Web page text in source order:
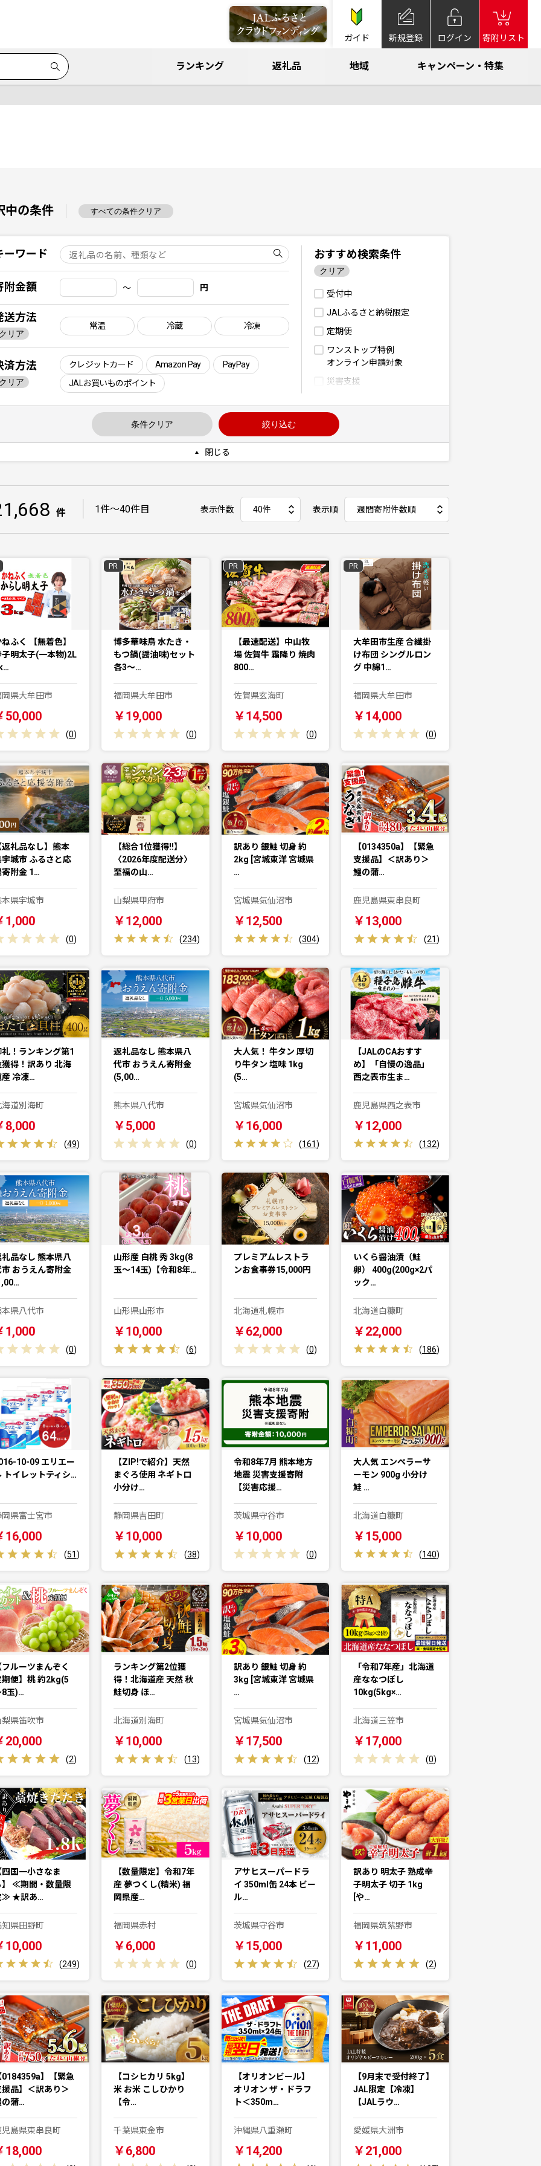
ガイド 新規登録 ログイン 寄附リスト
ランキング 返礼品 地域 キャンペーン・特集
中の条件 すべての条件クリア
ーワード
附金額 〜 円
送方法
リア
常温 冷蔵 冷凍
済方法
リア
クレジットカード Amazon Pay
PayPay
JALお買いものポイント
おすすめ検索条件
クリア
受付中
JALふるさと納税限定
定期便
ワンストップ特例
オンライン申請対象
災害支援
条件クリア 絞り込む
閉じる
件 1件〜40件目 表示件数 表示順
ふく 【無着色】
子明太子(一本物)2L
岡県大牟田市
50,000
(0)
PR
博多華味鳥 水たき・
もつ鍋(醤油味)セット
各3〜…
福岡県大牟田市
￥19,000
(0)
PR
【最速配送】中山牧
場 佐賀牛 霜降り 焼肉
800…
佐賀県玄海町
￥14,500
(0)
PR
大牟田市生産 合繊掛
け布団 シングルロン
グ 中綿1…
福岡県大牟田市
￥14,000
(0)
返礼品なし】熊本
宇城市 ふるさと応
寄附金 1…
本県宇城市
1,000
(0)
【総合1位獲得!!】
〈2026年度配送分〉
至福の山…
山梨県甲府市
￥12,000
(234)
訳あり 銀鮭 切身 約
2kg [宮城東洋 宮城県
…
宮城県気仙沼市
￥12,500
(304)
【0134350a】【緊急
支援品】＜訳あり＞
鰻の蒲…
鹿児島県東串良町
￥13,000
(21)
礼！ランキング第1
獲得！訳あり 北海
産 冷凍…
海道別海町
8,000
(49)
返礼品なし 熊本県八
代市 おうえん寄附金
(5,00…
熊本県八代市
￥5,000
(0)
大人気！ 牛タン 厚切
り牛タン 塩味 1kg
(5…
宮城県気仙沼市
￥16,000
(161)
【JALのCAおすす
め】「自慢の逸品」
西之表市生ま…
鹿児島県西之表市
￥12,000
(132)
礼品なし 熊本県八
市 おうえん寄附金
本県八代市
1,000
(0)
山形産 白桃 秀 3kg(8
玉～14玉)【令和8年…
山形県山形市
￥10,000
(6)
プレミアムレストラ
ンお食事券15,000円
北海道札幌市
￥62,000
(0)
いくら醤油漬（鮭
卵） 400g(200g×2パ
ック…
北海道白糠町
￥22,000
(186)
10-09 エリエー
トイレットティシ…
岡県富士宮市
16,000
(51)
【ZIP!で紹介】天然
まぐろ使用 ネギトロ
小分け…
静岡県吉田町
￥10,000
(38)
令和8年7月 熊本地方
地震 災害支援寄附
【災害応援…
茨城県守谷市
￥10,000
(0)
大人気 エンペラーサ
ーモン 900g 小分け
鮭 …
北海道白糠町
￥15,000
(140)
フルーツまんぞく
期便】桃 約2kg(5
8玉)…
梨県笛吹市
20,000
(2)
ランキング第2位獲
得！北海道産 天然 秋
鮭切身 ほ…
北海道別海町
￥10,000
(13)
訳あり 銀鮭 切身 約
3kg [宮城東洋 宮城県
…
宮城県気仙沼市
￥17,500
(12)
「令和7年産」北海道
産ななつぼし
10kg(5kg×…
北海道三笠市
￥17,000
(0)
四国一小さなま
】 ≪期間・数量限
≫ ★訳あ…
知県田野町
10,000
(249)
【数量限定】令和7年
産 夢つくし(精米) 福
岡県産…
福岡県赤村
￥6,000
(0)
アサヒスーパードラ
イ 350ml缶 24本 ビー
ル…
茨城県守谷市
￥15,000
(27)
訳あり 明太子 熟成辛
子明太子 切子 1kg
[や…
福岡県筑紫野市
￥11,000
(2)
0184359a】【緊急
援品】＜訳あり＞
の蒲…
児島県東串良町
18,000
【コシヒカリ 5kg】
米 お米 こしひかり
【令…
千葉県東金市
￥6,800
【オリオンビール】
オリオン ザ・ドラフ
ト＜350m…
沖縄県八重瀬町
￥14,200
【9月末で受付終了】
JAL限定【冷凍】
【JALラウ…
愛媛県大洲市
￥21,000